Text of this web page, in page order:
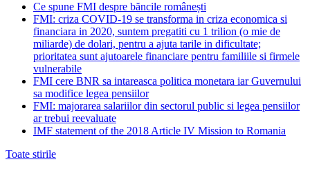
Ce spune FMI despre băncile românești
FMI: criza COVID-19 se transforma in criza economica si
financiara in 2020, suntem pregatiti cu 1 trilion (o mie de
miliarde) de dolari, pentru a ajuta tarile in dificultate;
prioritatea sunt ajutoarele financiare pentru familiile si firmele
vulnerabile
FMI cere BNR sa intareasca politica monetara iar Guvernului
sa modifice legea pensiilor
FMI: majorarea salariilor din sectorul public si legea pensiilor
ar trebui reevaluate
IMF statement of the 2018 Article IV Mission to Romania
Toate stirile